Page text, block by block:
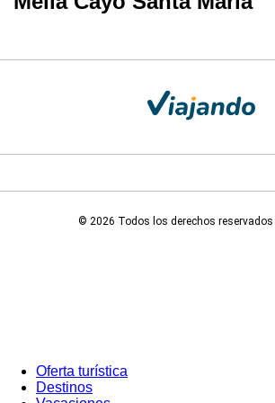
© 2026 Todos los derechos
Oferta turística
Destinos